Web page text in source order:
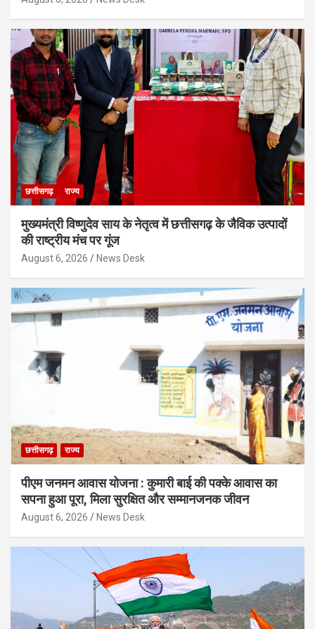
छत्तीसगढ़ राज्य
मुख्यमंत्री विष्णुदेव साय के नेतृत्व में छत्तीसगढ़ के जैविक उत्पादों
की राष्ट्रीय मंच पर गूंज
August 6, 2026 News Desk
छत्तीसगढ़ राज्य
पीएम जनमन आवास योजना : कुमारी बाई की पक्के आवास का
सपना हुआ पूरा, मिला सुरक्षित और सम्मानजनक जीवन
August 6, 2026 News Desk